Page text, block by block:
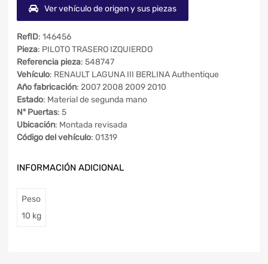
Ver vehículo de origen y sus piezas
RefID: 146456
Pieza: PILOTO TRASERO IZQUIERDO
Referencia pieza: 548747
Vehículo: RENAULT LAGUNA III BERLINA Authentique
Año fabricación: 2007 2008 2009 2010
Estado: Material de segunda mano
Nº Puertas: 5
Ubicación: Montada revisada
Código del vehículo: 01319
INFORMACIÓN ADICIONAL
Peso
10 kg